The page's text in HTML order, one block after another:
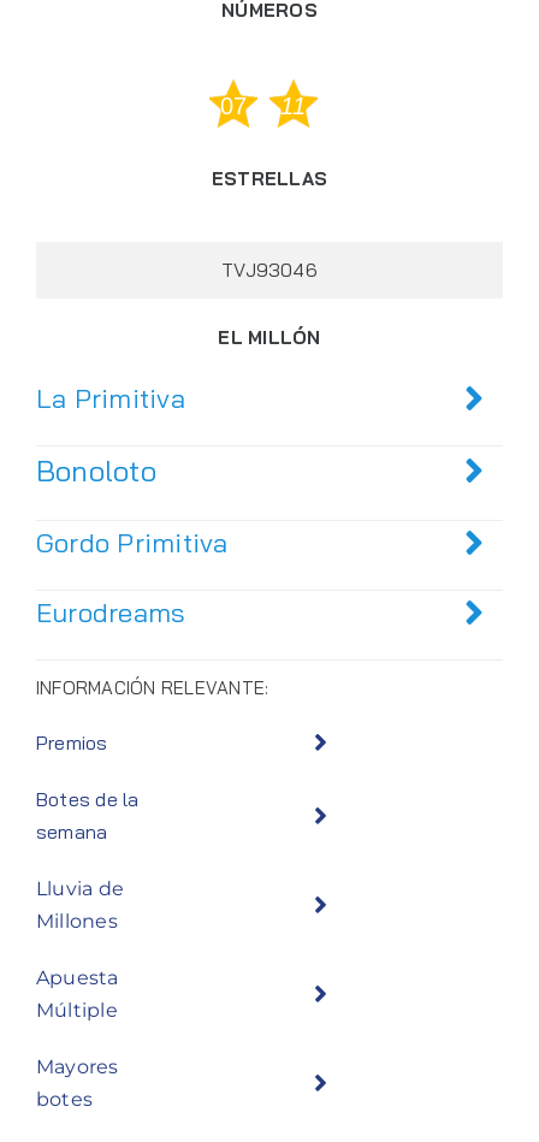
NÚMEROS
07 11
ESTRELLAS
TVJ93046
EL MILLÓN
La Primitiva
Bonoloto
Gordo Primitiva
Eurodreams
INFORMACIÓN RELEVANTE:
Premios
Botes de la
semana
Lluvia de
Millones
Apuesta
Múltiple
Mayores
botes